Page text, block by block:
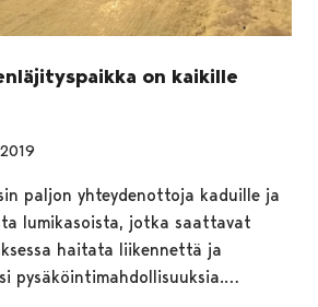
on kaikille
paljon yhteydenottoja kaduille ja
lumikasoista, jotka saattavat
haitata liikennettä ja
pysäköintimahdollisuuksia.…